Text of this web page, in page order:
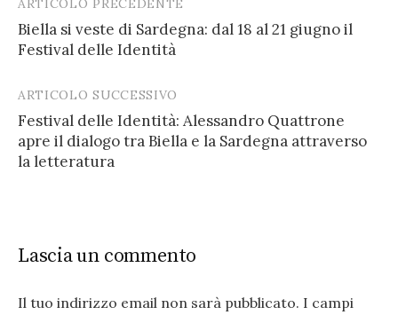
Post
navigation
ARTICOLO PRECEDENTE
Biella si veste di Sardegna: dal 18 al 21 giugno il
Festival delle Identità
ARTICOLO SUCCESSIVO
Festival delle Identità: Alessandro Quattrone
apre il dialogo tra Biella e la Sardegna attraverso
la letteratura
Lascia un commento
Il tuo indirizzo email non sarà pubblicato. I campi